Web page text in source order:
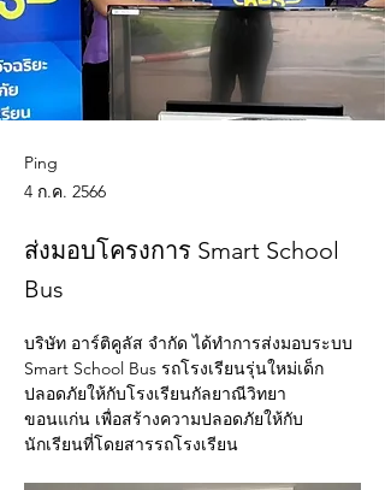
Ping
4 ก.ค. 2566
ส่งมอบโครงการ Smart School
Bus
บริษัท อาร์ติคูลัส จำกัด ได้ทำการส่งมอบระบบ
Smart School Bus รถโรงเรียนรุ่นใหม่เด็ก
ปลอดภัยให้กับโรงเรียนกัลยาณีวิทยา
ขอนแก่น เพื่อสร้างความปลอดภัยให้กับ
นักเรียนที่โดยสารรถโรงเรียน